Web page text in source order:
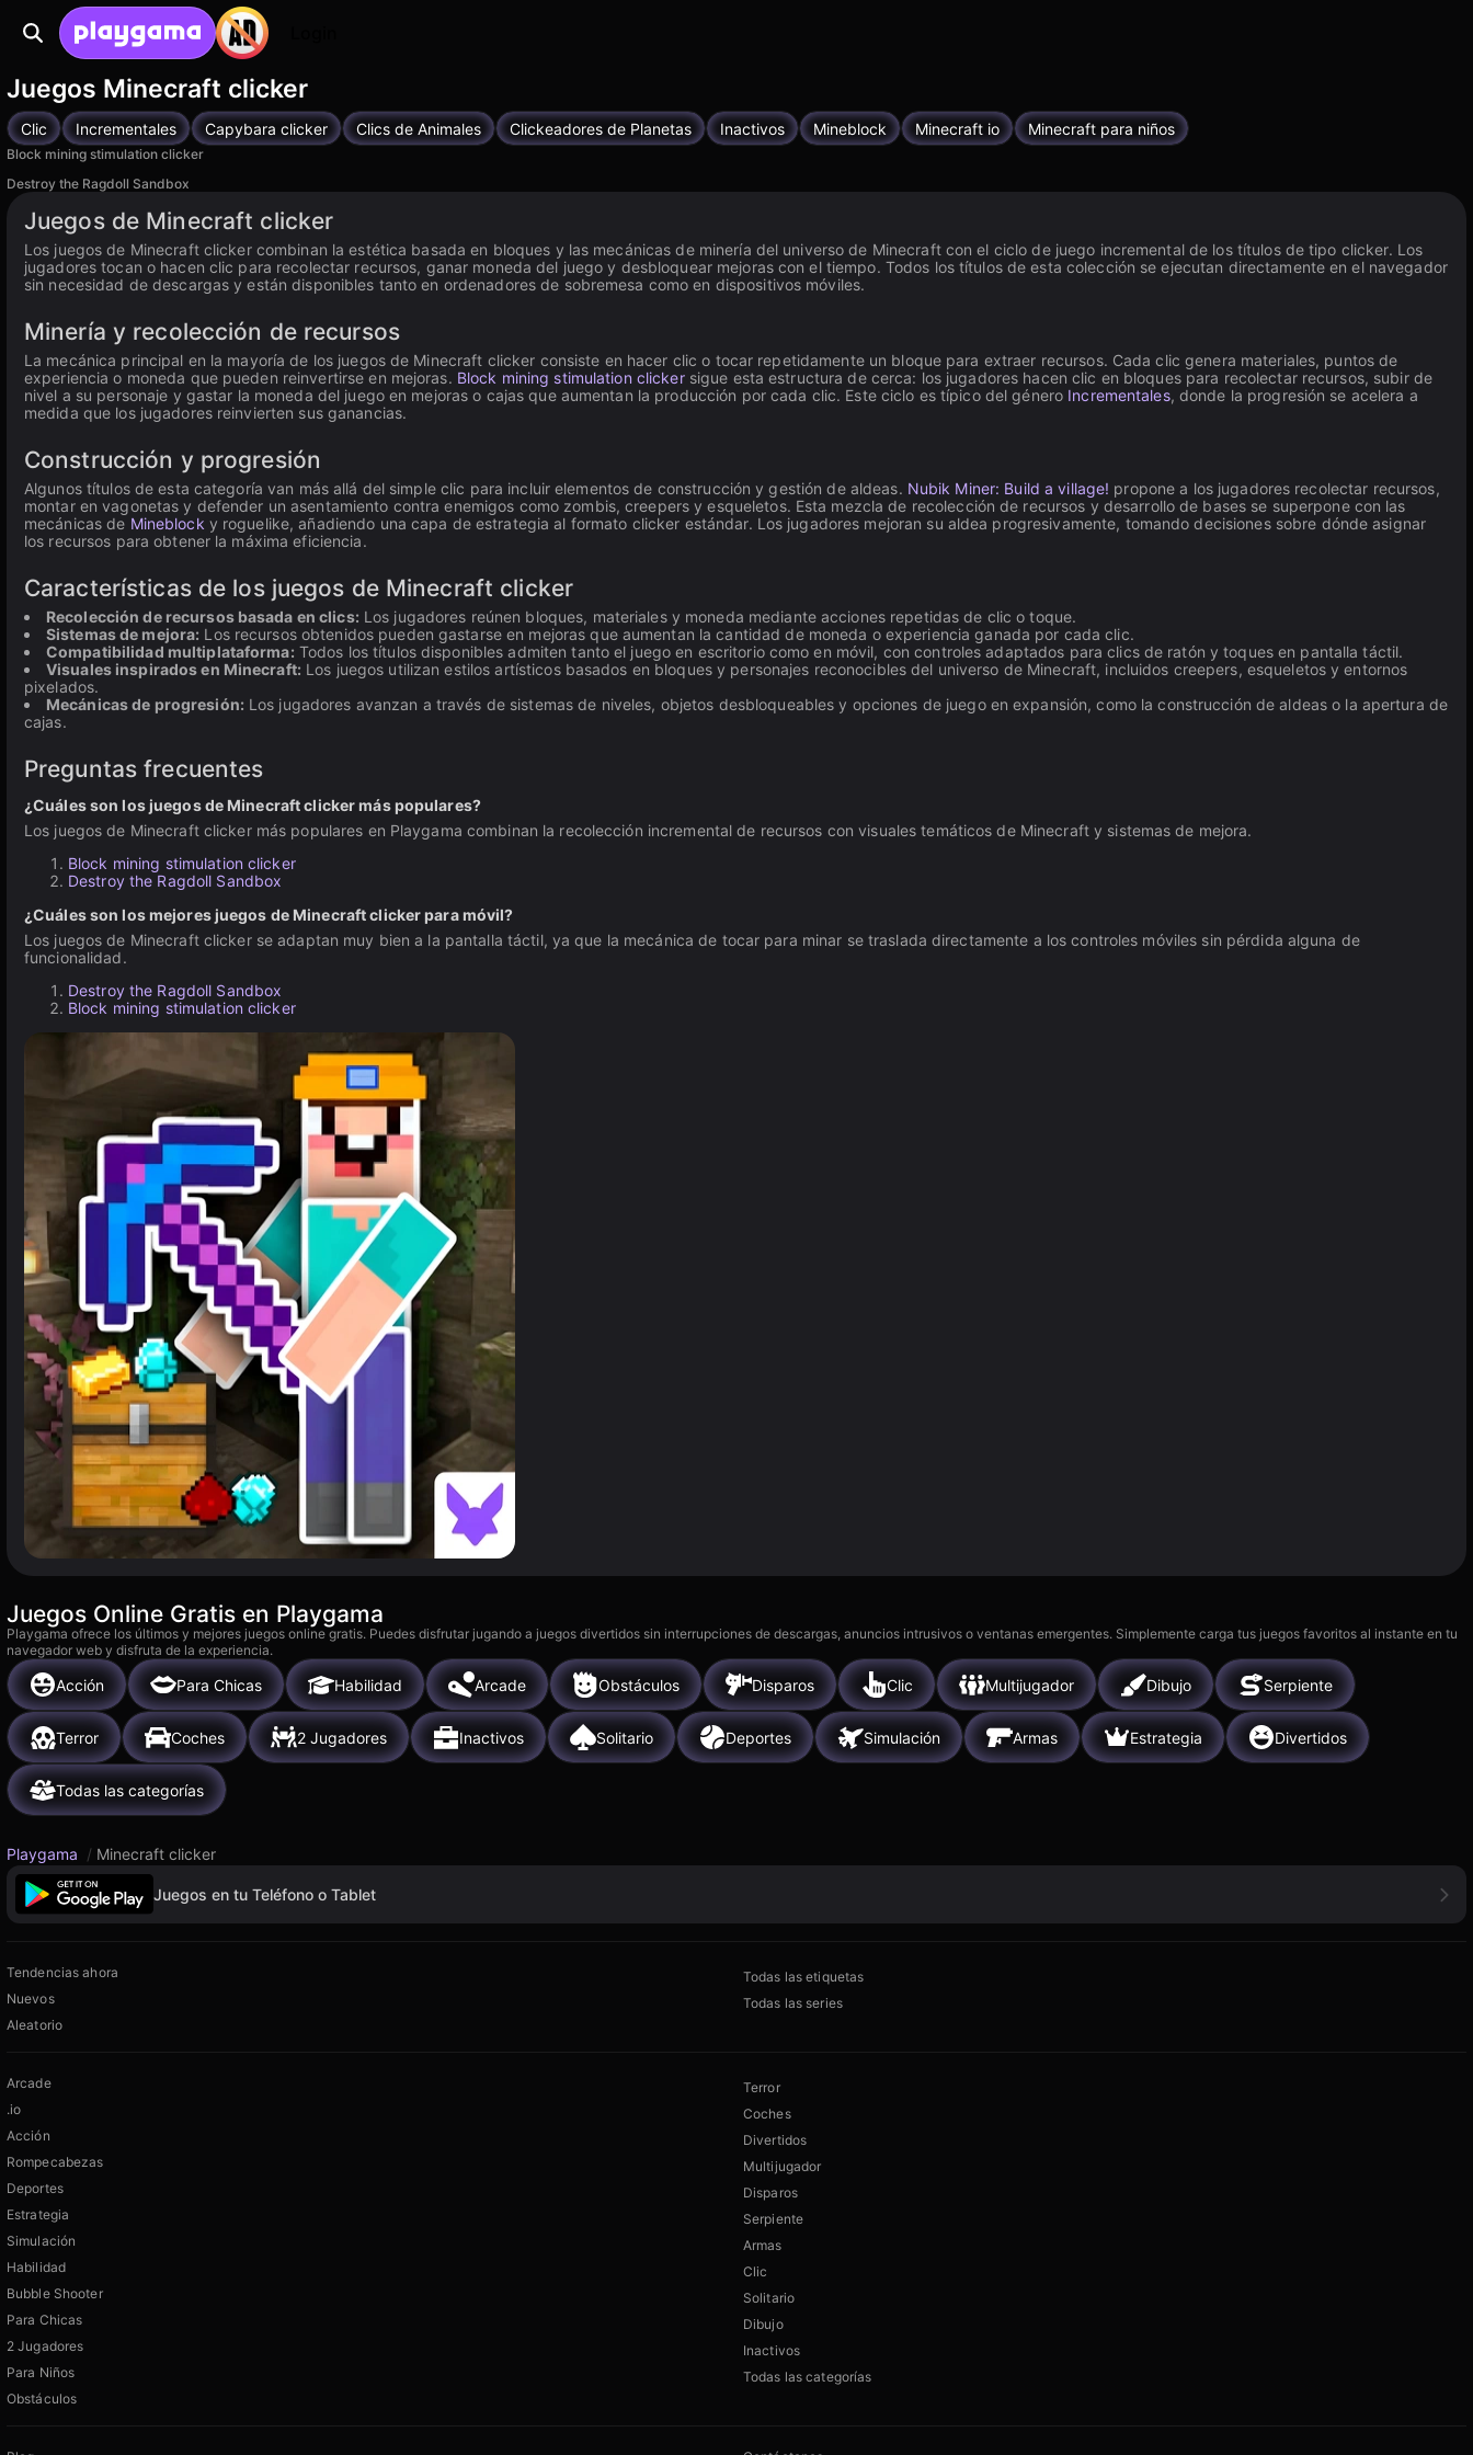
Juegos Minecraft clicker
Clic Incrementales Capybara clicker Clics de Animales Clickeadores de Planetas Inactivos Mineblock Minecraft io Minecraft para niños
Block mining stimulation clicker
Destroy the Ragdoll Sandbox
Juegos de Minecraft clicker
Los juegos de Minecraft clicker combinan la estética basada en bloques y las mecánicas de minería del universo de Minecraft con el ciclo de juego incremental de los títulos de tipo clicker. Los
jugadores tocan o hacen clic para recolectar recursos, ganar moneda del juego y desbloquear mejoras con el tiempo. Todos los títulos de esta colección se ejecutan directamente en el navegador
sin necesidad de descargas y están disponibles tanto en ordenadores de sobremesa como en dispositivos móviles.
Minería y recolección de recursos
La mecánica principal en la mayoría de los juegos de Minecraft clicker consiste en hacer clic o tocar repetidamente un bloque para extraer recursos. Cada clic genera materiales, puntos de
experiencia o moneda que pueden reinvertirse en mejoras. Block mining stimulation clickersigue esta estructura de cerca: los jugadores hacen clic en bloques para recolectar recursos, subir de
nivel a su personaje y gastar la moneda del juego en mejoras o cajas que aumentan la producción por cada clic. Este ciclo es típico del género Incrementales, donde la progresión se acelera a
medida que los jugadores reinvierten sus ganancias.
Construcción y progresión
Algunos títulos de esta categoría van más allá del simple clic para incluir elementos de construcción y gestión de aldeas. Nubik Miner: Build a village! propone a los jugadores recolectar recursos,
montar en vagonetas y defender un asentamiento contra enemigos como zombis, creepers y esqueletos. Esta mezcla de recolección de recursos y desarrollo de bases se superpone con las
mecánicas de Mineblock y roguelike, añadiendo una capa de estrategia al formato clicker estándar. Los jugadores mejoran su aldea progresivamente, tomando decisiones sobre dónde asignar
los recursos para obtener la máxima eficiencia.
Características de los juegos de Minecraft clicker
Recolección de recursos basada en clics: Los jugadores reúnen bloques, materiales y moneda mediante acciones repetidas de clic o toque.
Sistemas de mejora: Los recursos obtenidos pueden gastarse en mejoras que aumentan la cantidad de moneda o experiencia ganada por cada clic.
Compatibilidad multiplataforma: Todos los títulos disponibles admiten tanto el juego en escritorio como en móvil, con controles adaptados para clics de ratón y toques en pantalla táctil.
Visuales inspirados en Minecraft: Los juegos utilizan estilos artísticos basados en bloques y personajes reconocibles del universo de Minecraft, incluidos creepers, esqueletos y entornos
pixelados.
Mecánicas de progresión: Los jugadores avanzan a través de sistemas de niveles, objetos desbloqueables y opciones de juego en expansión, como la construcción de aldeas o la apertura de
cajas.
Preguntas frecuentes
¿Cuáles son los juegos de Minecraft clicker más populares?
Los juegos de Minecraft clicker más populares en Playgama combinan la recolección incremental de recursos con visuales temáticos de Minecraft y sistemas de mejora.
Block mining stimulation clicker
Destroy the Ragdoll Sandbox
¿Cuáles son los mejores juegos de Minecraft clicker para móvil?
Los juegos de Minecraft clicker se adaptan muy bien a la pantalla táctil, ya que la mecánica de tocar para minar se traslada directamente a los controles móviles sin pérdida alguna de
funcionalidad.
Destroy the Ragdoll Sandbox
Block mining stimulation clicker
Juegos Online Gratis en Playgama
Playgama ofrece los últimos y mejores juegos online gratis. Puedes disfrutar jugando a juegos divertidos sin interrupciones de descargas, anuncios intrusivos o ventanas emergentes. Simplemente carga tus juegos favoritos al instante en tu
navegador web y disfruta de la experiencia.
Acción Para Chicas Habilidad Arcade Obstáculos Disparos Clic Multijugador Dibujo Serpiente
Terror Coches 2 Jugadores Inactivos Solitario Deportes Simulación Armas Estrategia Divertidos
Todas las categorías
Playgama / Minecraft clicker
Juegos en tu Teléfono o Tablet
Tendencias ahora
Nuevos
Aleatorio
Todas las etiquetas
Todas las series
Arcade
.io
Acción
Rompecabezas
Deportes
Estrategia
Simulación
Habilidad
Bubble Shooter
Para Chicas
2 Jugadores
Para Niños
Obstáculos
Terror
Coches
Divertidos
Multijugador
Disparos
Serpiente
Armas
Clic
Solitario
Dibujo
Inactivos
Todas las categorías